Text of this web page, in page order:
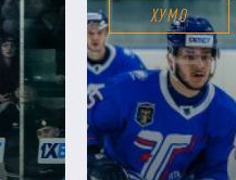
ХУМО